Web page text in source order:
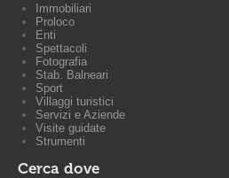
Immobiliari
Proloco
Enti
Spettacoli
Fotografia
Stab. Balneari
Sport
Villaggi turistici
Servizi e Aziende
Visite guidate
Strumenti
Cerca dove